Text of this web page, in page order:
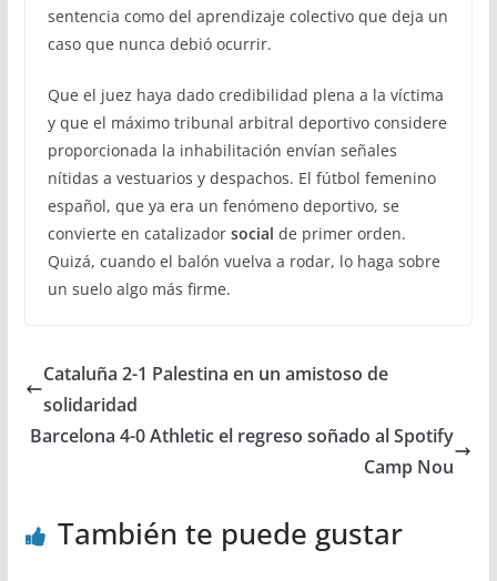
sentencia como del aprendizaje colectivo que deja un
caso que nunca debió ocurrir.
Que el juez haya dado credibilidad plena a la víctima
y que el máximo tribunal arbitral deportivo considere
proporcionada la inhabilitación envían señales
nítidas a vestuarios y despachos. El fútbol femenino
español, que ya era un fenómeno deportivo, se
convierte en catalizador social de primer orden.
Quizá, cuando el balón vuelva a rodar, lo haga sobre
un suelo algo más firme.
Cataluña 2-1 Palestina en un amistoso de
solidaridad
Barcelona 4-0 Athletic el regreso soñado al Spotify
Camp Nou
También te puede gustar